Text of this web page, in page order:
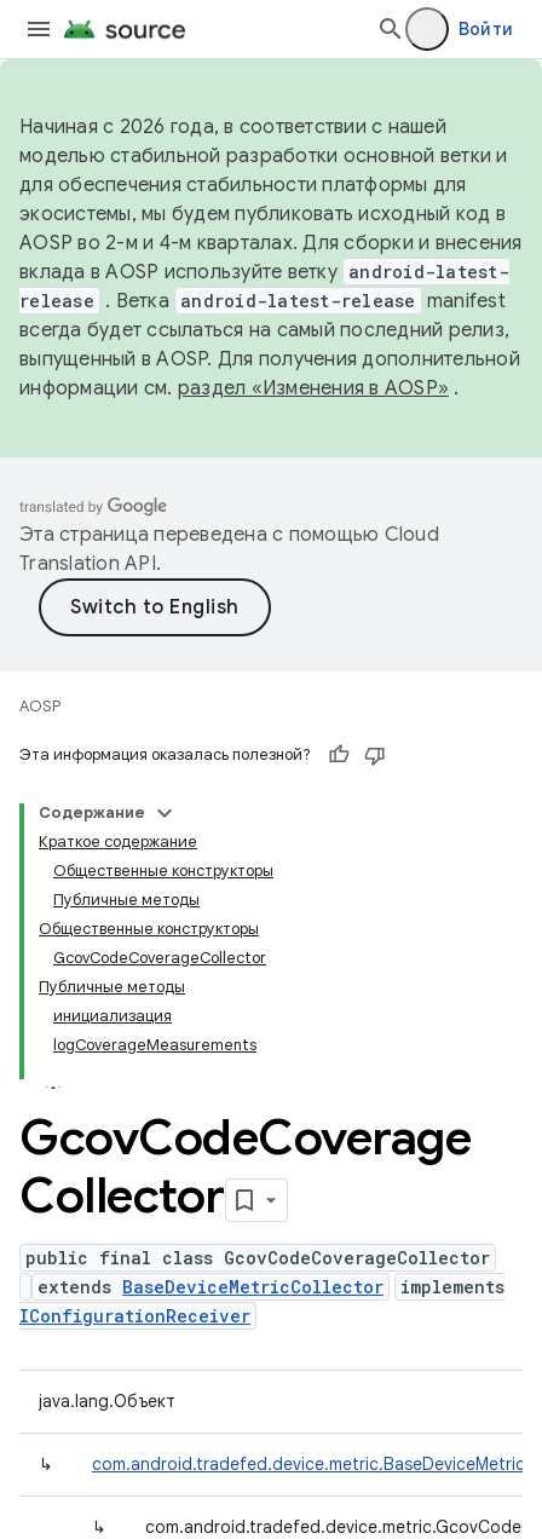
Войти
Начиная с 2026 года, в соответствии с нашей
моделью стабильной разработки основной ветки и
для обеспечения стабильности платформы для
экосистемы, мы будем публиковать исходный код в
AOSP во 2-м и 4-м кварталах. Для сборки и внесения
вклада в AOSP используйте ветку android-latest-
release . Ветка android-latest-release manifest
всегда будет ссылаться на самый последний релиз,
выпущенный в AOSP. Для получения дополнительной
информации см. раздел «Изменения в AOSP» .
Эта страница переведена с помощью Cloud
Translation API.
AOSP
Эта информация оказалась полезной?
Содержание
Краткое содержание
Общественные конструкторы
Публичные методы
Общественные конструкторы
GcovCodeCoverageCollector
Публичные методы
инициализация
logCoverageMeasurements
GcovCodeCoverage
Collector
public final class GcovCodeCoverageCollector
extends BaseDeviceMetricCollector
implements
IConfigurationReceiver
java.lang.Объект
↳
↳